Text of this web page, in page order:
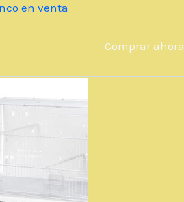
en venta
Comprar ahora